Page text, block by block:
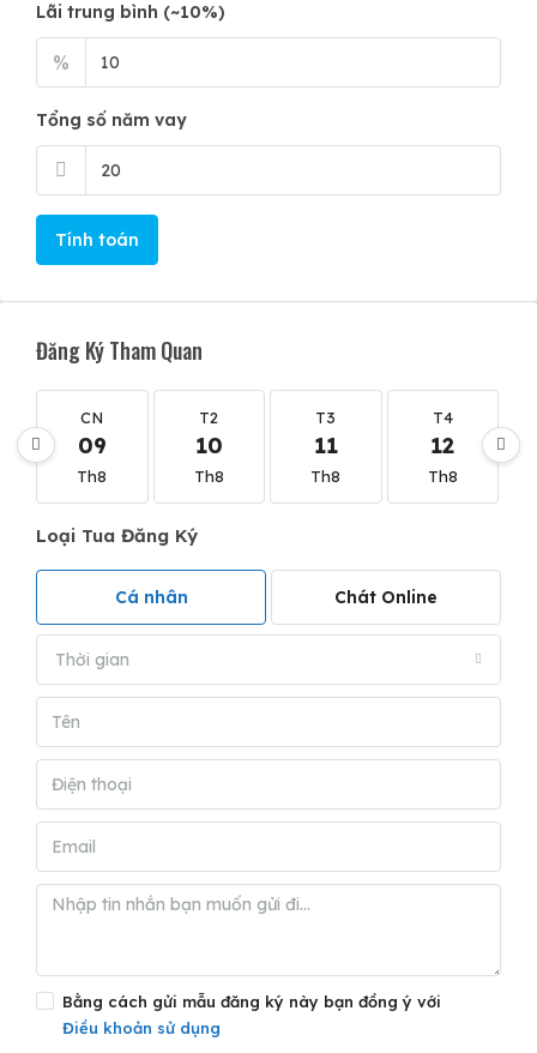
Lãi trung bình (~10%)
%
Tổng số năm vay
Tính toán
Đăng Ký Tham Quan
CN
09
Th8
T2
10
Th8
T3
11
Th8
T4
12
Th8
Loại Tua Đăng Ký
Cá nhân Chát Online
Thời gian
Bằng cách gửi mẫu đăng ký này bạn đồng ý với
Điều khoản sử dụng